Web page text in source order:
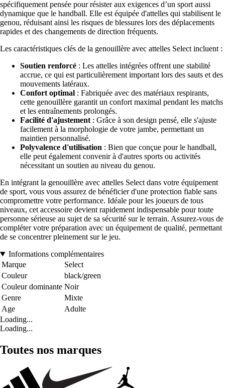
spécifiquement pensée pour résister aux exigences d’un sport aussi
dynamique que le handball. Elle est équipée d'attelles qui stabilisent le
genou, réduisant ainsi les risques de blessures lors des déplacements
rapides et des changements de direction fréquents.
Les caractéristiques clés de la genouillère avec attelles Select incluent :
Soutien renforcé : Les attelles intégrées offrent une stabilité
accrue, ce qui est particulièrement important lors des sauts et des
mouvements latéraux.
Confort optimal : Fabriquée avec des matériaux respirants,
cette genouillère garantit un confort maximal pendant les matchs
et les entraînements prolongés.
Facilité d'ajustement : Grâce à son design pensé, elle s'ajuste
facilement à la morphologie de votre jambe, permettant un
maintien personnalisé.
Polyvalence d'utilisation : Bien que conçue pour le handball,
elle peut également convenir à d'autres sports ou activités
nécessitant un soutien au niveau du genou.
En intégrant la genouillère avec attelles Select dans votre équipement
de sport, vous vous assurez de bénéficier d'une protection fiable sans
compromettre votre performance. Idéale pour les joueurs de tous
niveaux, cet accessoire devient rapidement indispensable pour toute
personne sérieuse au sujet de sa sécurité sur le terrain. Assurez-vous de
compléter votre préparation avec un équipement de qualité, permettant
de se concentrer pleinement sur le jeu.
Informations complémentaires
Marque
Select
Couleur
black/green
Couleur dominante Noir
Genre
Mixte
Age
Adulte
Loading...
Loading...
Toutes nos marques